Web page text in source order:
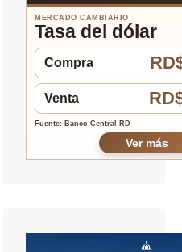
MERCADO CAMBIARIO
Tasa del dólar
Compra
Venta
Fuente: Banco Central RD
Ver más